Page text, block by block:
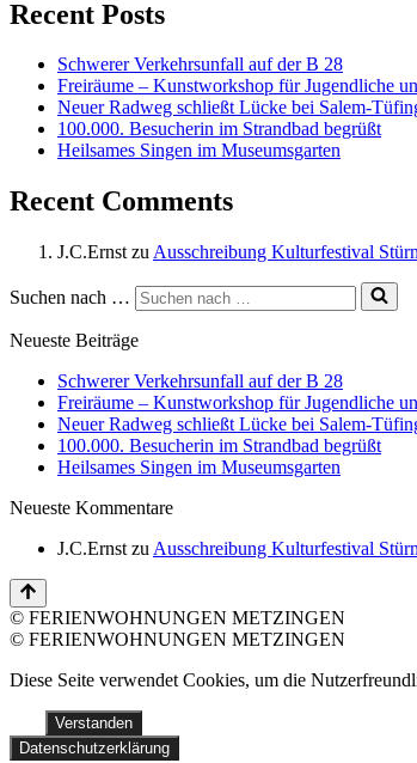
Recent Posts
Schwerer Verkehrsunfall auf der B 28
Freiräume – Kunstworkshop für Jugendliche
Neuer Radweg schließt Lücke bei Salem-
100.000. Besucherin im Strandbad begrüßt
Heilsames Singen im Museumsgarten
Recent Comments
J.C.Ernst zu Ausschreibung Kulturfestival
Suchen nach …
Neueste Beiträge
Schwerer Verkehrsunfall auf der B 28
Freiräume – Kunstworkshop für Jugendliche
Neuer Radweg schließt Lücke bei Salem-
100.000. Besucherin im Strandbad begrüßt
Heilsames Singen im Museumsgarten
Neueste Kommentare
J.C.Ernst zu Ausschreibung Kulturfestival
© FERIENWOHNUNGEN METZINGEN
© FERIENWOHNUNGEN METZINGEN
Diese Seite verwendet Cookies, um die
Verstanden
Datenschutzerklärung